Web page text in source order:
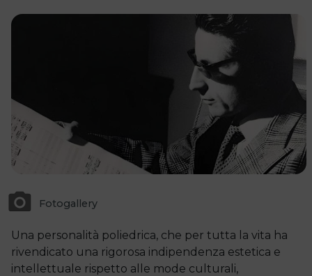
Fotogallery
Una personalità poliedrica, che per tutta la vita ha
rivendicato una rigorosa indipendenza estetica e
intellettuale rispetto alle mode culturali,